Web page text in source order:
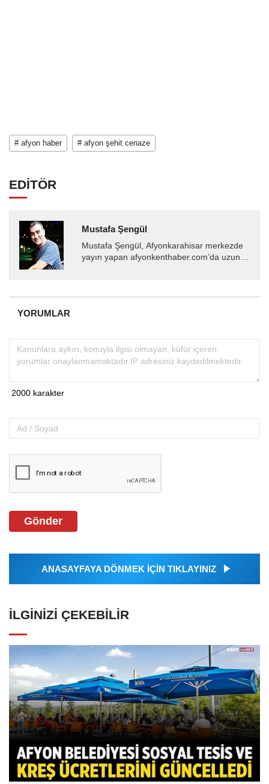
# afyon haber # afyon şehit cenaze
EDİTÖR
Mustafa Şengül
Mustafa Şengül, Afyonkarahisar merkezde
yayın yapan afyonkenthaber.com’da uzun
almakta, haber akışı...
YORUMLAR
Gönder
ANASAYFAYA DÖNMEK İÇİN TIKLAYINIZ
İLGINIZI ÇEKEBILIR